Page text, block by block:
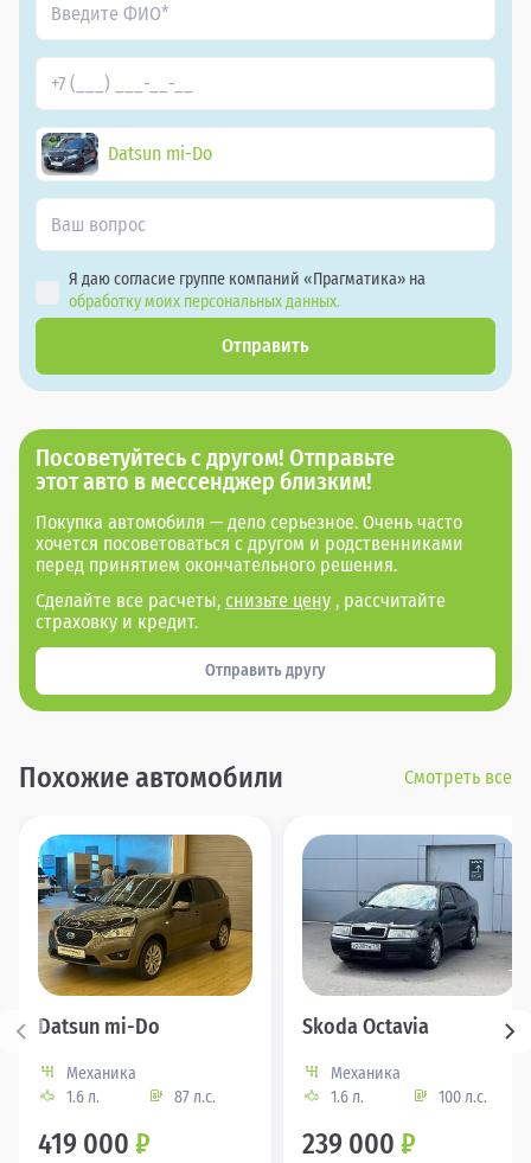
Datsun mi-Do
Я даю согласие группе компаний «Прагматика» на
обработку моих персональных данных.
Отправить
Посоветуйтесь с другом! Отправьте
этот авто в мессенджер близким!
Покупка автомобиля — дело серьезное. Очень часто
хочется посоветоваться с другом и родственниками
перед принятием окончательного решения.
Сделайте все расчеты, снизьте цену , рассчитайте
страховку и кредит.
Отправить другу
Похожие автомобили Смотреть все
Datsun mi-Do
Механика
1.6 л.
87 л.с.
419 000 ₽
Skoda Octavia
Механика
1.6 л.
100 л.с.
239 000 ₽